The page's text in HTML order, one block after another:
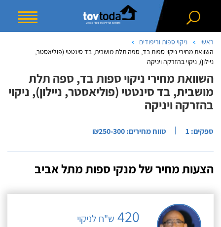
ראשי
ניקוי ספות וריפודים
השוואת מחירי ניקוי ספות בד, ספה תלת מושבית, בד סינטטי (פוליאסטר,
ניילון), ניקוי בהזרקה ויניקה
השוואת מחירי ניקוי ספות בד, ספה תלת
מושבית, בד סינטטי (פוליאסטר, ניילון), ניקוי
בהזרקה ויניקה
ספקים: 1 | טווח מחירים: ₪250-300
הצעות מחיר של מנקי ספות מתל אביב
420 ש"ח לניקוי